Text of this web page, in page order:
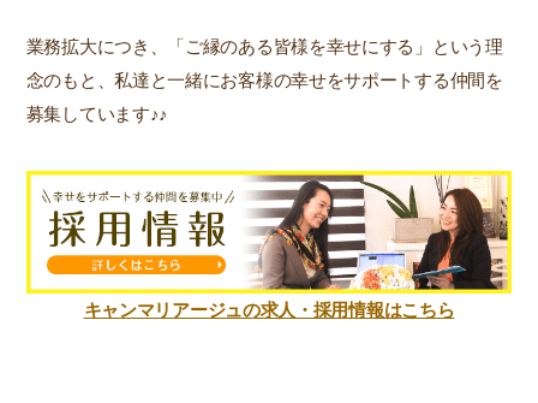
業務拡大につき、「ご縁のある皆様を幸せにする」という理
念のもと、私達と一緒にお客様の幸せをサポートする仲間を
募集しています♪♪
キャンマリアージュの求人・採用情報はこちら